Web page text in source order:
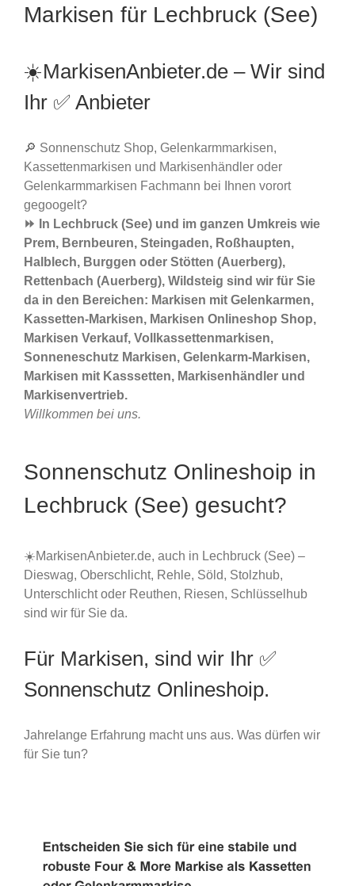
Markisen für Lechbruck (See)
☀️MarkisenAnbieter.de – Wir sind
Ihr ✅ Anbieter
🔎 Sonnenschutz Shop, Gelenkarmmarkisen,
Kassettenmarkisen und Markisenhändler oder
Gelenkarmmarkisen Fachmann bei Ihnen vorort
gegoogelt?
⏩ In Lechbruck (See) und im ganzen Umkreis wie
Prem, Bernbeuren, Steingaden, Roßhaupten,
Halblech, Burggen oder Stötten (Auerberg),
Rettenbach (Auerberg), Wildsteig sind wir für Sie
da in den Bereichen: Markisen mit Gelenkarmen,
Kassetten-Markisen, Markisen Onlineshop Shop,
Markisen Verkauf, Vollkassettenmarkisen,
Sonneneschutz Markisen, Gelenkarm-Markisen,
Markisen mit Kasssetten, Markisenhändler und
Markisenvertrieb.
Willkommen bei uns.
Sonnenschutz Onlineshoip in
Lechbruck (See) gesucht?
☀️MarkisenAnbieter.de, auch in Lechbruck (See) –
Dieswag, Oberschlicht, Rehle, Söld, Stolzhub,
Unterschlicht oder Reuthen, Riesen, Schlüsselhub
sind wir für Sie da.
Für Markisen, sind wir Ihr ✅
Sonnenschutz Onlineshoip.
Jahrelange Erfahrung macht uns aus. Was dürfen wir
für Sie tun?